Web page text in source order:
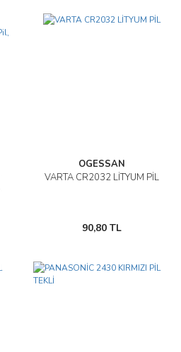
OGESSAN
VARTA CR2032 LİTYUM PİL
90,80 TL